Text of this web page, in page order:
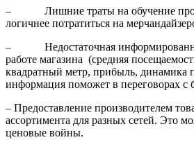
– Лишние траты на обучение
логичнее потратиться на
– Недостаточная
работе магазина (средняя
квадратный метр, прибыль, динамика
информация поможет в переговорах с
– Предоставление производителем
ассортимента для разных сетей. Это
ценовые войны.